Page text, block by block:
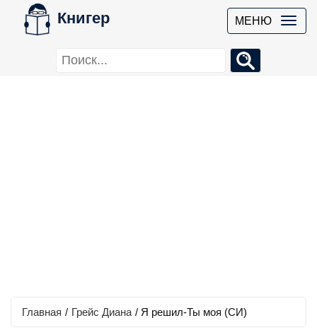
Книгер МЕНЮ
Главная / Грейс Диана / Я решил-Ты моя (СИ)